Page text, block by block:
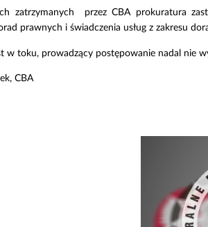
zatrzymanych przez CBA prokuratura
prawnych i świadczenia usług z zakresu
w toku, prowadzący postępowanie nadal nie
CBA